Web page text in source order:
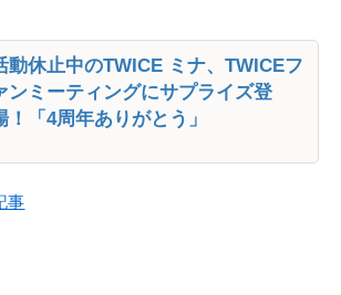
動休止中のTWICE ミナ、TWICEフ
ンミーティングにサプライズ登
！「4周年ありがとう」
事